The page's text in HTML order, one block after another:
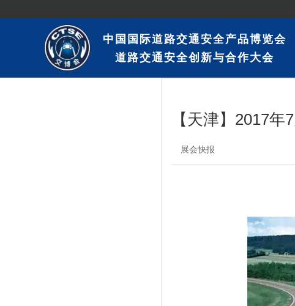
中国国际道路交通安全产品博览会
道路交通安全创新与合作大会
【天津】2017
展会快报